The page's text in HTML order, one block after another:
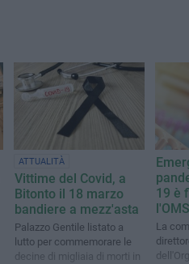
ATTUALITÀ
Vittime del Covid, a
Bitonto il 18 marzo
bandiere a mezz'asta
Palazzo Gentile listato a
lutto per commemorare le
decine di migliaia di morti in
19 è
l'OMS
La